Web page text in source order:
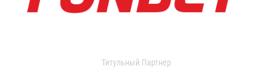
Титульный Партнер